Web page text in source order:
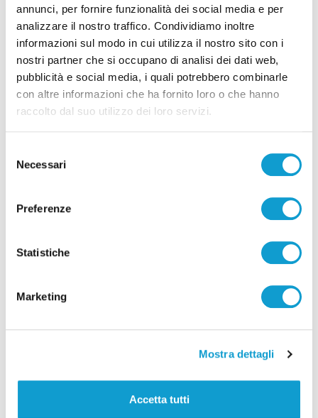
annunci, per fornire funzionalità dei social media e per
analizzare il nostro traffico. Condividiamo inoltre
informazioni sul modo in cui utilizza il nostro sito con i
nostri partner che si occupano di analisi dei dati web,
pubblicità e social media, i quali potrebbero combinarle
con altre informazioni che ha fornito loro o che hanno
raccolto dal suo utilizzo dei loro servizi.
delNecessari
Preferenze
Statistiche
Marketing
Mostra dettagli
Accetta tutti
Pubblicità